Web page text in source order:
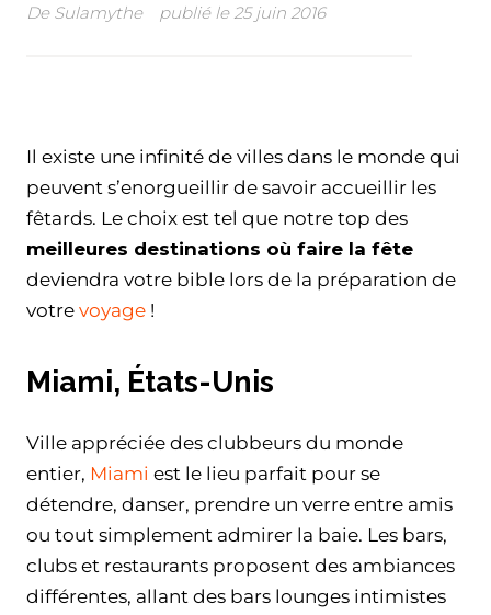
De Sulamythe publié le 25 juin 2016
Il existe une infinité de villes dans le monde qui
peuvent s’enorgueillir de savoir accueillir les
fêtards. Le choix est tel que notre top des
meilleures destinations où faire la fête
deviendra votre bible lors de la préparation de
votre voyage !
Miami, États-Unis
Ville appréciée des clubbeurs du monde
entier, Miami est le lieu parfait pour se
détendre, danser, prendre un verre entre amis
ou tout simplement admirer la baie. Les bars,
clubs et restaurants proposent des ambiances
différentes, allant des bars lounges intimistes